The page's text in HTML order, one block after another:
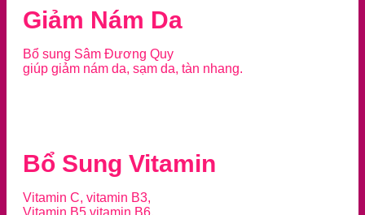
Giảm Nám Da
Bổ sung Sâm Đương Quy
giúp giảm nám da, sạm da, tàn nhang.
Bổ Sung Vitamin
Vitamin C, vitamin B3,